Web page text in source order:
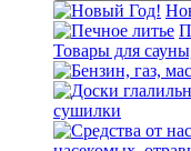
Товары для
сушилки